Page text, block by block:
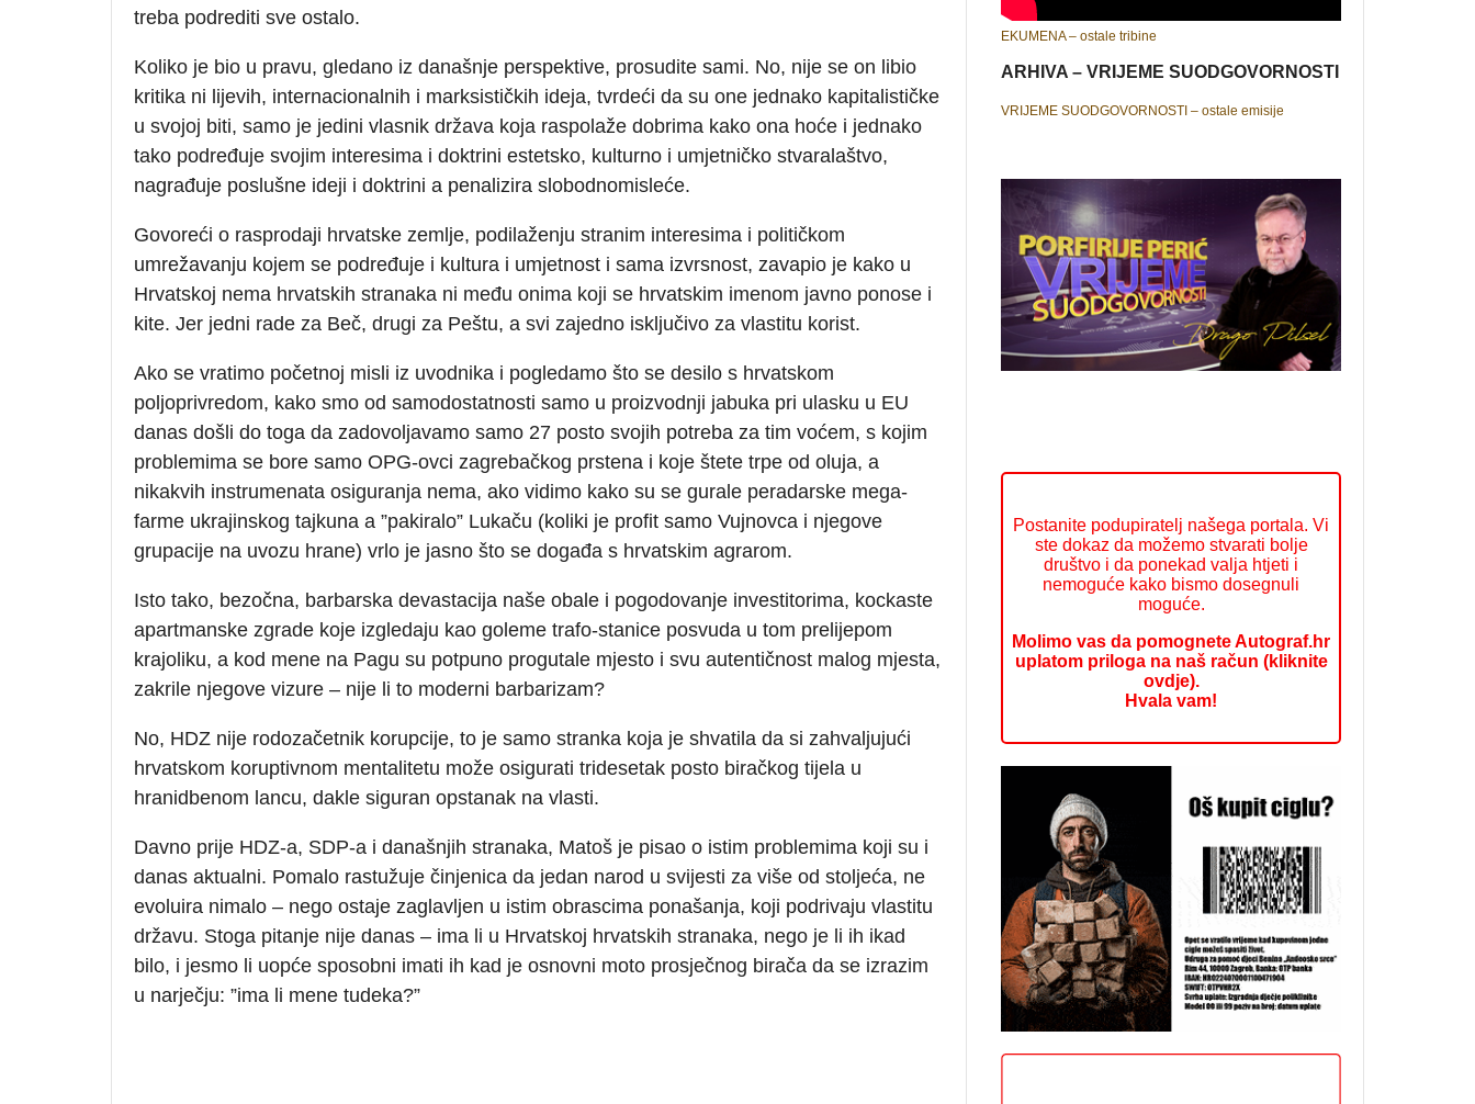
treba podrediti sve ostalo.
Koliko je bio u pravu, gledano iz današnje perspektive, prosudite sami. No, nije se on libio
kritika ni lijevih, internacionalnih i marksističkih ideja, tvrdeći da su one jednako kapitalističke
u svojoj biti, samo je jedini vlasnik država koja raspolaže dobrima kako ona hoće i jednako
tako podređuje svojim interesima i doktrini estetsko, kulturno i umjetničko stvaralaštvo,
nagrađuje poslušne ideji i doktrini a penalizira slobodnomisleće.
Govoreći o rasprodaji hrvatske zemlje, podilaženju stranim interesima i političkom
umrežavanju kojem se podređuje i kultura i umjetnost i sama izvrsnost, zavapio je kako u
Hrvatskoj nema hrvatskih stranaka ni među onima koji se hrvatskim imenom javno ponose i
kite. Jer jedni rade za Beč, drugi za Peštu, a svi zajedno isključivo za vlastitu korist.
Ako se vratimo početnoj misli iz uvodnika i pogledamo što se desilo s hrvatskom
poljoprivredom, kako smo od samodostatnosti samo u proizvodnji jabuka pri ulasku u EU
danas došli do toga da zadovoljavamo samo 27 posto svojih potreba za tim voćem, s kojim
problemima se bore samo OPG-ovci zagrebačkog prstena i koje štete trpe od oluja, a
nikakvih instrumenata osiguranja nema, ako vidimo kako su se gurale peradarske mega-
farme ukrajinskog tajkuna a ”pakiralo” Lukaču (koliki je profit samo Vujnovca i njegove
grupacije na uvozu hrane) vrlo je jasno što se događa s hrvatskim agrarom.
Isto tako, bezočna, barbarska devastacija naše obale i pogodovanje investitorima, kockaste
apartmanske zgrade koje izgledaju kao goleme trafo-stanice posvuda u tom prelijepom
krajoliku, a kod mene na Pagu su potpuno progutale mjesto i svu autentičnost malog mjesta,
zakrile njegove vizure – nije li to moderni barbarizam?
No, HDZ nije rodozačetnik korupcije, to je samo stranka koja je shvatila da si zahvaljujući
hrvatskom koruptivnom mentalitetu može osigurati tridesetak posto biračkog tijela u
hranidbenom lancu, dakle siguran opstanak na vlasti.
Davno prije HDZ-a, SDP-a i današnjih stranaka, Matoš je pisao o istim problemima koji su i
danas aktualni. Pomalo rastužuje činjenica da jedan narod u svijesti za više od stoljeća, ne
evoluira nimalo – nego ostaje zaglavljen u istim obrascima ponašanja, koji podrivaju vlastitu
državu. Stoga pitanje nije danas – ima li u Hrvatskoj hrvatskih stranaka, nego je li ih ikad
bilo, i jesmo li uopće sposobni imati ih kad je osnovni moto prosječnog birača da se izrazim
u narječju: ”ima li mene tudeka?”
EKUMENA – ostale tribine
ARHIVA – VRIJEME SUODGOVORNOSTI
VRIJEME SUODGOVORNOSTI – ostale emisije
Postanite podupiratelj našega portala. Vi
ste dokaz da možemo stvarati bolje
društvo i da ponekad valja htjeti i
nemoguće kako bismo dosegnuli
moguće.
Molimo vas da pomognete Autograf.hr
uplatom priloga na naš račun (kliknite
ovdje).
Hvala vam!